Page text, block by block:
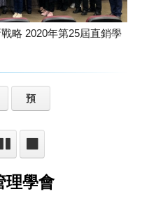
銷學
預
理學會